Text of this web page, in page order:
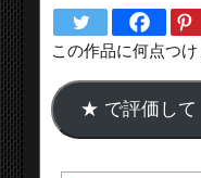
この作品に何点つけ